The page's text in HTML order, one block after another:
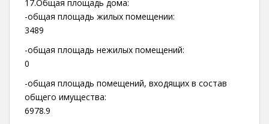
17.Общая площадь дома:
-общая площадь жилых помещении:
3489
-общая площадь нежилых помещений:
0
-общая площадь помещений, входящих в состав
общего имущества:
6978.9